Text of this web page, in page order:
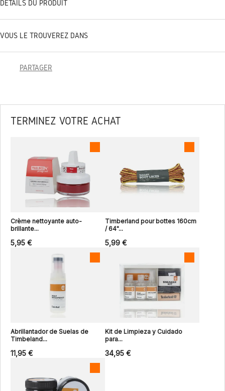
DÉTAILS DU PRODUIT
VOUS LE TROUVEREZ DANS
PARTAGER
TERMINEZ VOTRE ACHAT
Crème nettoyante auto-
brillante...
5,95 €
Timberland pour bottes 160cm
/ 64"...
5,99 €
Abrillantador de Suelas de
Timbeland...
11,95 €
Kit de Limpieza y Cuidado
para...
34,95 €